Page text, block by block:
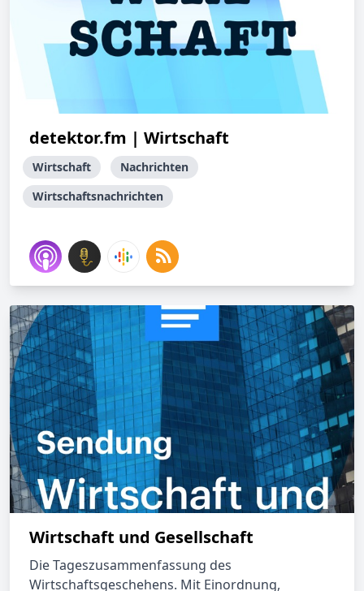
detektor.fm | Wirtschaft
Wirtschaft
Nachrichten
Wirtschaftsnachrichten
Wirtschaft und Gesellschaft
Die Tageszusammenfassung des
Wirtschaftsgeschehens. Mit Einordnung,